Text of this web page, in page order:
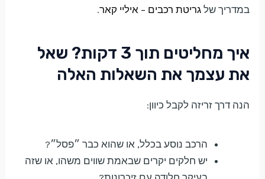
במדריך שלגריטת רכבים – איליי קאר.
איך מחליטים תוך 3 דקות? שאל
את עצמך את השאלות האלה
הנה דרך זריזה לקבל כיוון:
הרכב נוסע בכלל, או שהוא כבר ״פסל״?
יש חלקים יקרים שבאמת שווים משהו, או שזה